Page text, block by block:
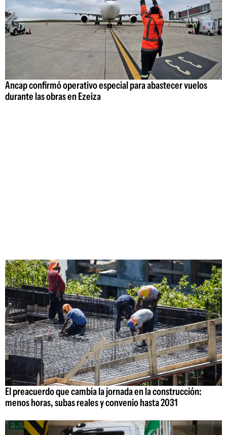
Ancap confirmó operativo especial para abastecer vuelos
durante las obras en Ezeiza
El preacuerdo que cambia la jornada en la construcción:
menos horas, subas reales y convenio hasta 2031